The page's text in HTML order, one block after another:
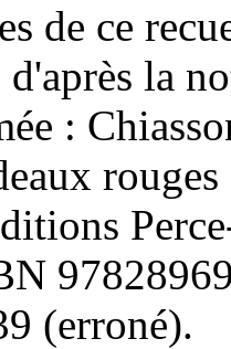
de ce
la
:
(erroné).